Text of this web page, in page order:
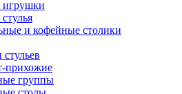
игрушки
и кофейные столики
прихожие
группы